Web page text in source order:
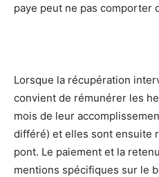
paye peut ne pas comporter
Lorsque la récupération
convient de rémunérer les
mois de leur
différé) et elles sont ensuite
pont. Le paiement et la
mentions spécifiques sur le